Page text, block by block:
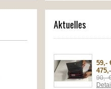
Aktuelles
59,-
90,-
Detail